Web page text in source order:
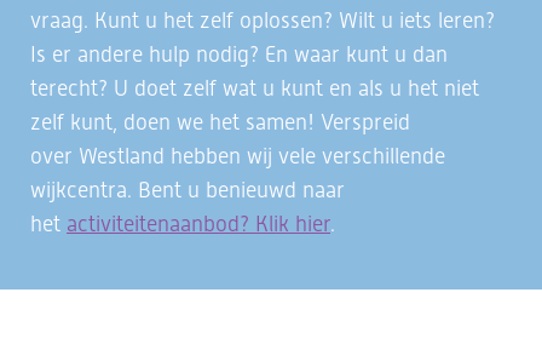
vraag. Kunt u het zelf oplossen? Wilt u iets leren?
Is er andere hulp nodig? En waar kunt u dan
terecht? U doet zelf wat u kunt en als u het niet
zelf kunt, doen we het samen! Verspreid
over Westland hebben wij vele verschillende
wijkcentra. Bent u benieuwd naar
het activiteitenaanbod? Klik hier.